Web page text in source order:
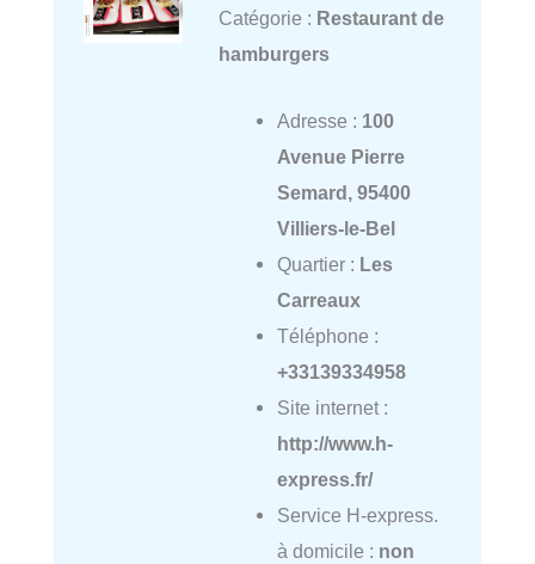
Catégorie : Restaurant de
hamburgers
Adresse : 100
Avenue Pierre
Semard, 95400
Villiers-le-Bel
Quartier : Les
Carreaux
Téléphone :
+33139334958
Site internet :
http://www.h-
express.fr/
Service H-express.
à domicile : non